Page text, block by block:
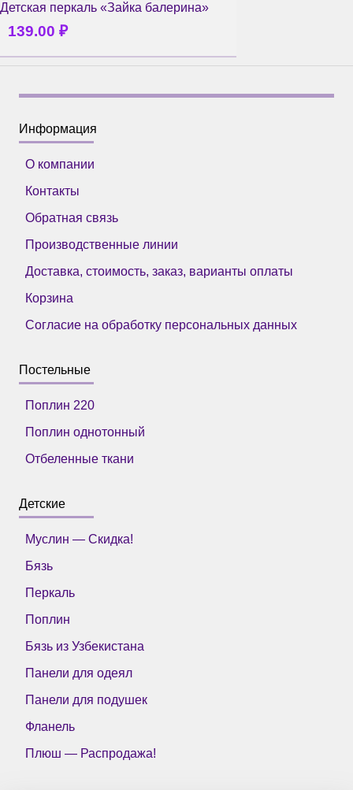
Детская перкаль «Зайка балерина»
139.00 ₽
Информация
О компании
Контакты
Обратная связь
Производственные линии
Доставка, стоимость, заказ, варианты оплаты
Корзина
Согласие на обработку персональных данных
Постельные
Поплин 220
Поплин однотонный
Отбеленные ткани
Детские
Муслин — Скидка!
Бязь
Перкаль
Поплин
Бязь из Узбекистана
Панели для одеял
Панели для подушек
Фланель
Плюш — Распродажа!